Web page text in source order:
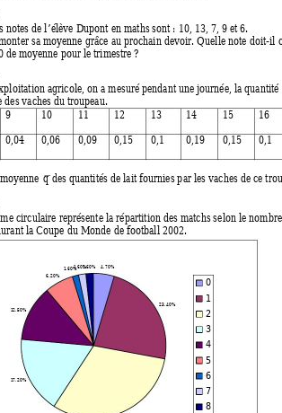
notes de l’élève Dupont en maths sont : 10, 13, 7, 9 et 6.
sa moyenne grâce au prochain devoir. Quelle note doit-
de moyenne pour le trimestre ?
agricole, on a mesuré pendant une journée, la
des vaches du troupeau.
9 10 11 12 13 14 15
0,04 0,06 0,09 0,15 0,1 0,19 0,15
qdes quantités de lait fournies par les vaches de ce
circulaire représente la répartition des matchs selon le
la Coupe du Monde de football 2002.
4.70%
23.40%
17.20%
12.50%
6.20%
1.60%1.60%
1.60%
0
1
2
3
4
5
6
7
8